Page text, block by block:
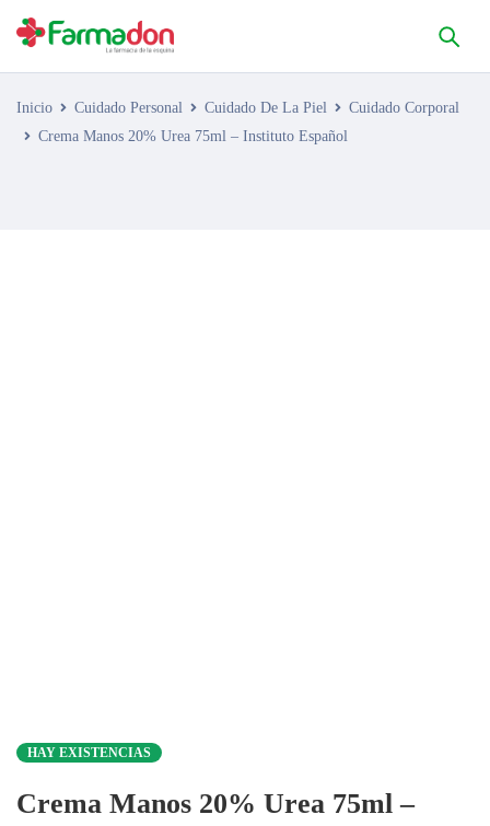
Inicio Cuidado Personal Cuidado De La Piel
Cuidado Corporal
Crema Manos 20% Urea 75ml – Instituto Español
HAY EXISTENCIAS
Crema Manos 20% Urea 75ml –